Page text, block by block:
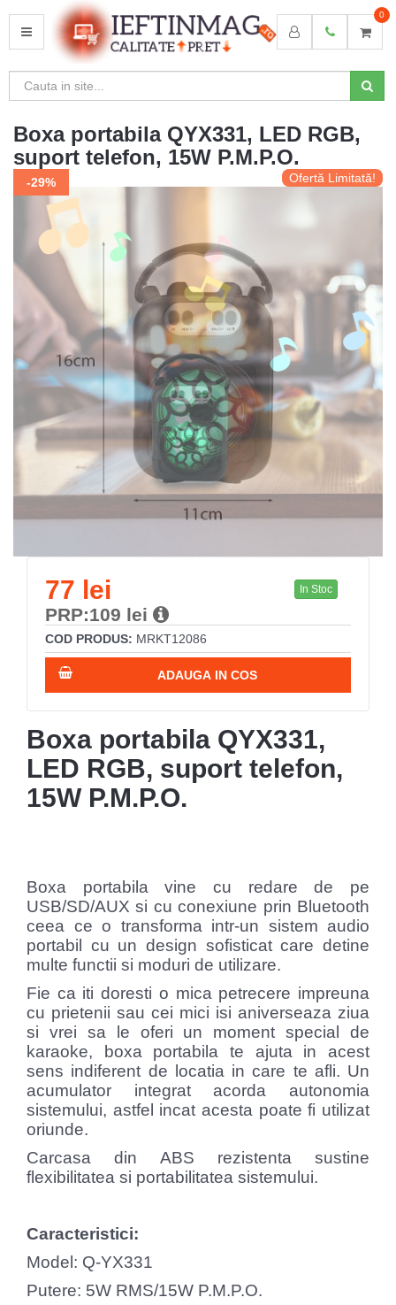
0
Boxa portabila QYX331, LED RGB,
suport telefon, 15W P.M.P.O.
-29% Ofertă Limitată!
-29% Ofertă Limitată!
In Stoc
77 lei
PRP:109 lei
COD PRODUS: MRKT12086
ADAUGA IN COS
Boxa portabila QYX331,
LED RGB, suport telefon,
15W P.M.P.O.
Boxa portabila vine cu redare de pe
USB/SD/AUX si cu conexiune prin Bluetooth
ceea ce o transforma intr-un sistem audio
portabil cu un design sofisticat care detine
multe functii si moduri de utilizare.
Fie ca iti doresti o mica petrecere impreuna
cu prietenii sau cei mici isi aniverseaza ziua
si vrei sa le oferi un moment special de
karaoke, boxa portabila te ajuta in acest
sens indiferent de locatia in care te afli. Un
acumulator integrat acorda autonomia
sistemului, astfel incat acesta poate fi utilizat
oriunde.
Carcasa din ABS rezistenta sustine
flexibilitatea si portabilitatea sistemului.
Caracteristici:
Model: Q-YX331
Putere: 5W RMS/15W P.M.P.O.